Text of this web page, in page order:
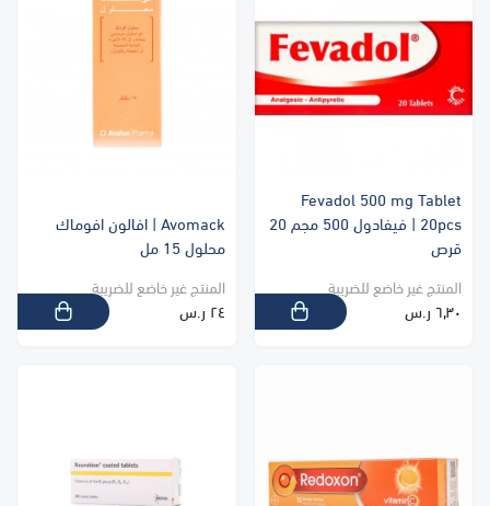
Fevadol 500 mg Tablet
20pcs | فيفادول 500 مجم 20
قرص
المنتج غير خاضع للضريبة
٦٫٣٠ ر.س
Avomack | افالون افوماك
محلول 15 مل
المنتج غير خاضع للضريبة
٢٤ ر.س